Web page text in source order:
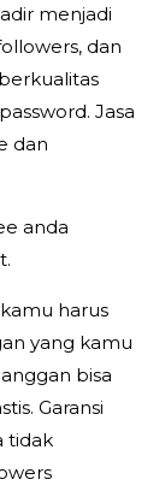
menjadi
dan
Jasa
dan
anda
harus
yang kamu
bisa
Garansi
tidak